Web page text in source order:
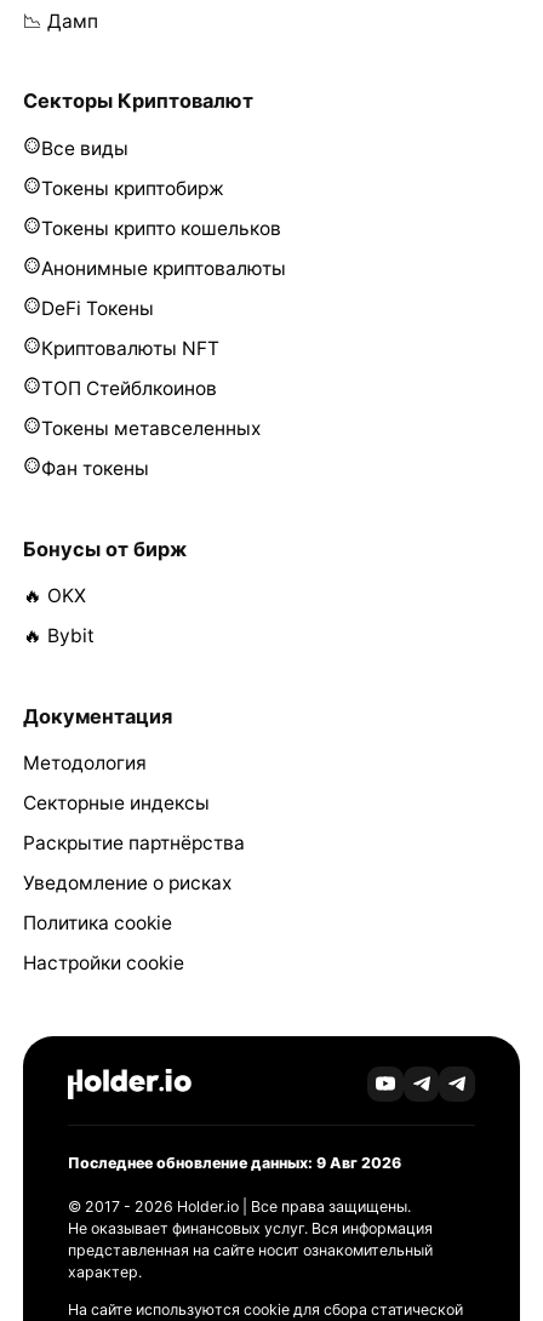
📉 Дамп
Секторы Криптовалют
Все виды
Токены криптобирж
Токены крипто кошельков
Анонимные криптовалюты
DeFi Токены
Криптовалюты NFT
ТОП Стейблкоинов
Токены метавселенных
Фан токены
Бонусы от бирж
🔥 OKX
🔥 Bybit
Документация
Методология
Секторные индексы
Раскрытие партнёрства
Уведомление о рисках
Политика cookie
Настройки cookie
Последнее обновление данных: 9 Авг 2026
© 2017 - 2026 Holder.io | Все права защищены.
Не оказывает финансовых услуг. Вся информация
представленная на сайте носит ознакомительный
характер.
На сайте используются cookie для сбора статической